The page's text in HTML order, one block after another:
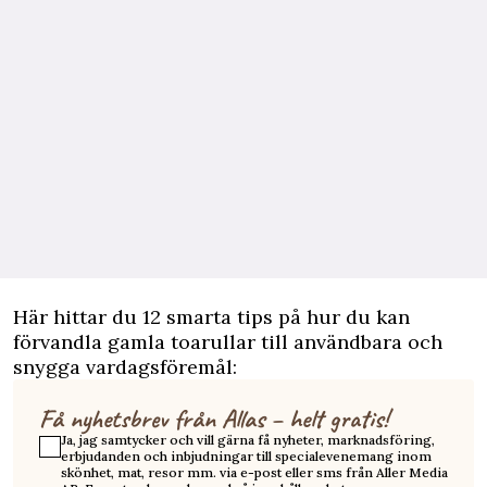
Här hittar du 12 smarta tips på hur du kan
förvandla gamla toarullar till användbara och
snygga vardagsföremål:
Få nyhetsbrev från Allas – helt gratis!
Ja, jag samtycker och vill gärna få nyheter, marknadsföring,
erbjudanden och inbjudningar till specialevenemang inom
skönhet, mat, resor mm. via e-post eller sms från Aller Media